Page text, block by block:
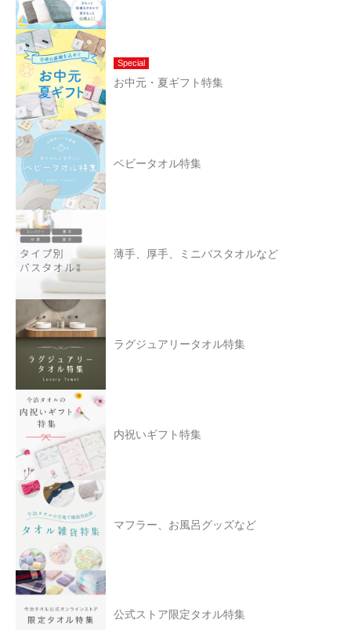
Special
お中元・夏ギフト特集
ベビータオル特集
薄手、厚手、ミニバスタオルなど
ラグジュアリータオル特集
内祝いギフト特集
マフラー、お風呂グッズなど
公式ストア限定タオル特集